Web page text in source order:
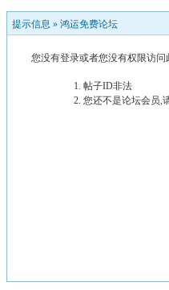
提示信息 » 鸿运免费论坛
您没有登录或者您没有权限访
帖子ID非法
您还不是论坛会员,